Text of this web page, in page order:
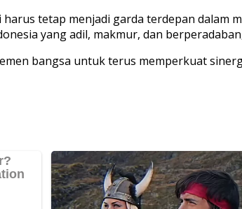
tetap menjadi garda terdepan dalam
yang adil, makmur, dan
bangsa untuk terus memperkuat